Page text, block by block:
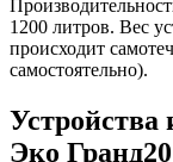
1200 литров. Вес
происходит
самостоятельно).
Эко Гранд20